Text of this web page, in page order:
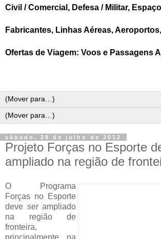
Civil / Comercial, Defesa / Militar,
Fabricantes, Linhas Aéreas,
Ofertas de Viagem: Voos e Passagens
sábado, 28 de julho de 2012
Projeto Forças no Esporte
ampliado na região de
O Programa
Forças no Esporte
deve ser ampliado
na região de
fronteira,
principalmente na